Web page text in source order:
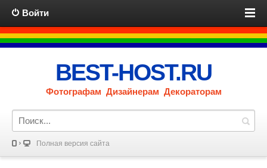
Войти
BEST-HOST.RU
Фотографам Дизайнерам Декораторам
Полная версия сайта